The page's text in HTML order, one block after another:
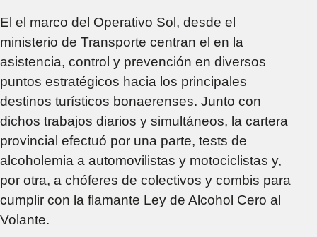
El el marco del Operativo Sol, desde el
ministerio de Transporte centran el en la
asistencia, control y prevención en diversos
puntos estratégicos hacia los principales
destinos turísticos bonaerenses. Junto con
dichos trabajos diarios y simultáneos, la cartera
provincial efectuó por una parte, tests de
alcoholemia a automovilistas y motociclistas y,
por otra, a chóferes de colectivos y combis para
cumplir con la flamante Ley de Alcohol Cero al
Volante.